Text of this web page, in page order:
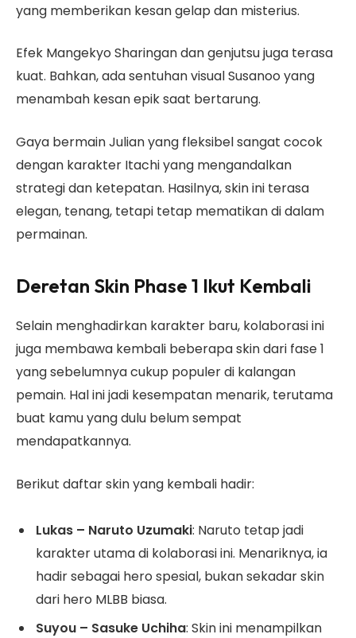
yang memberikan kesan gelap dan misterius.
Efek Mangekyo Sharingan dan genjutsu juga terasa
kuat. Bahkan, ada sentuhan visual Susanoo yang
menambah kesan epik saat bertarung.
Gaya bermain Julian yang fleksibel sangat cocok
dengan karakter Itachi yang mengandalkan
strategi dan ketepatan. Hasilnya, skin ini terasa
elegan, tenang, tetapi tetap mematikan di dalam
permainan.
Deretan Skin Phase 1 Ikut Kembali
Selain menghadirkan karakter baru, kolaborasi ini
juga membawa kembali beberapa skin dari fase 1
yang sebelumnya cukup populer di kalangan
pemain. Hal ini jadi kesempatan menarik, terutama
buat kamu yang dulu belum sempat
mendapatkannya.
Berikut daftar skin yang kembali hadir:
Lukas – Naruto Uzumaki: Naruto tetap jadi
karakter utama di kolaborasi ini. Menariknya, ia
hadir sebagai hero spesial, bukan sekadar skin
dari hero MLBB biasa.
Suyou – Sasuke Uchiha: Skin ini menampilkan